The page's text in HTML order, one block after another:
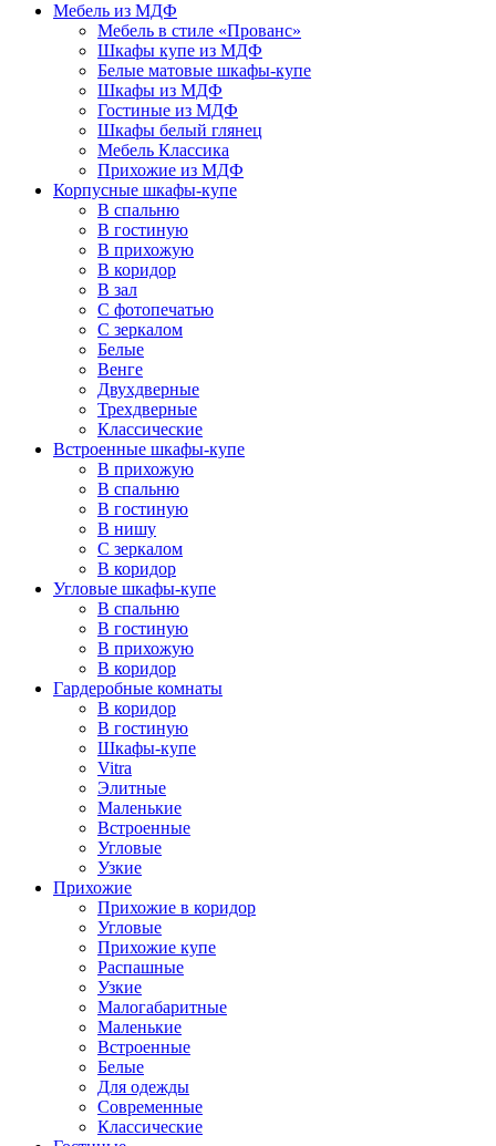
Мебель из МДФ
Мебель в стиле «Прованс»
Шкафы купе из МДФ
Белые матовые шкафы-купе
Шкафы из МДФ
Гостиные из МДФ
Шкафы белый глянец
Мебель Классика
Прихожие из МДФ
Корпусные шкафы-купе
В спальню
В гостиную
В прихожую
В коридор
В зал
С фотопечатью
С зеркалом
Белые
Венге
Двухдверные
Трехдверные
Классические
Встроенные шкафы-купе
В прихожую
В спальню
В гостиную
В нишу
С зеркалом
В коридор
Угловые шкафы-купе
В спальню
В гостиную
В прихожую
В коридор
Гардеробные комнаты
В коридор
В гостиную
Шкафы-купе
Vitra
Элитные
Маленькие
Встроенные
Угловые
Узкие
Прихожие
Прихожие в коридор
Угловые
Прихожие купе
Распашные
Узкие
Малогабаритные
Маленькие
Встроенные
Белые
Для одежды
Современные
Классические